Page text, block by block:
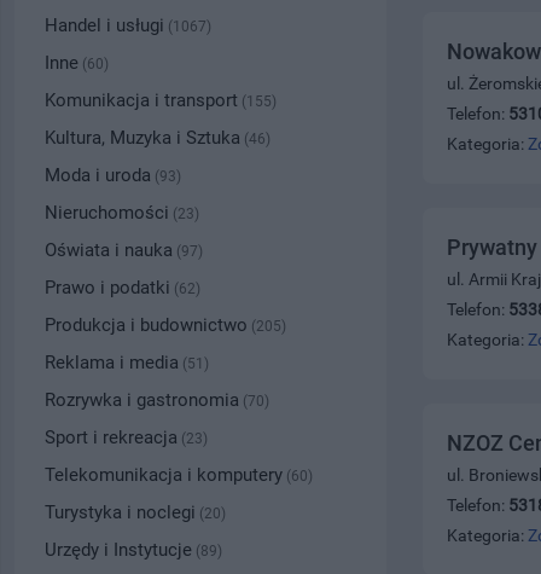
ul.
Telefon:
Kategoria:
ul. Armii
Telefon:
Kategoria:
NZOZ
ul.
Telefon:
Kategoria:
Handel i usługi (1067)
Inne (60)
Komunikacja i transport (155)
Kultura, Muzyka i Sztuka (46)
Moda i uroda (93)
Nieruchomości (23)
Oświata i nauka (97)
Prawo i podatki (62)
Produkcja i budownictwo (205)
Reklama i media (51)
Rozrywka i gastronomia (70)
Sport i rekreacja (23)
Telekomunikacja i komputery (60)
Turystyka i noclegi (20)
Urzędy i Instytucje (89)